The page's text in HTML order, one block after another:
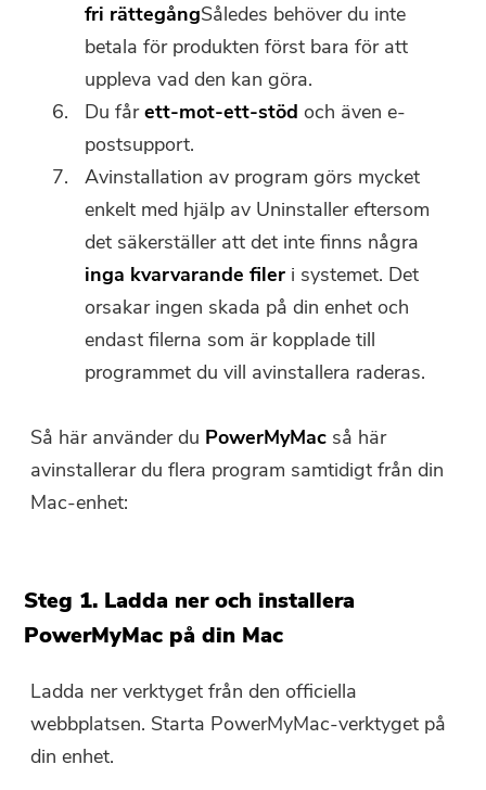
fri rättegångSåledes behöver du inte
betala för produkten först bara för att
uppleva vad den kan göra.
Du fårett-mot-ett-stöd och även e-
postsupport.
Avinstallation av program görs mycket
enkelt med hjälp av Uninstaller eftersom
det säkerställer att det inte finns några
inga kvarvarande filer i systemet. Det
orsakar ingen skada på din enhet och
endast filerna som är kopplade till
programmet du vill avinstallera raderas.
Så här använder du PowerMyMac så här
avinstallerar du flera program samtidigt från din
Mac-enhet:
Steg 1. Ladda ner och installera
PowerMyMac på din Mac
Ladda ner verktyget från den officiella
webbplatsen. Starta PowerMyMac-verktyget på
din enhet.